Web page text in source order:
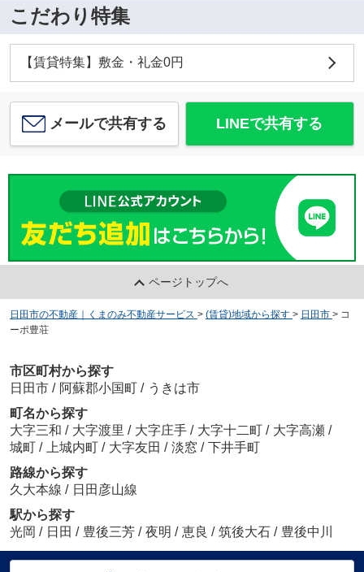
こだわり特集
【賃貸特集】敷金・礼金0円
メールで共有する LINEで共有する
ページトップへ
日田市の不動産｜くまのみ不動産サービス > (賃貸)地域から探す > 日田市 > コ
ーポ豊荘
市区町村から探す
日田市 / 阿蘇郡小国町 / うきは市
町名から探す
大字三和 / 大字渡里 / 大字庄手 / 大字十二町 / 大字高瀬 /
城町 / 上城内町 / 大字友田 / 淡窓 / 下井手町
路線から探す
久大本線 / 日田彦山線
駅から探す
光岡 / 日田 / 豊後三芳 / 夜明 / 恵良 / 筑後大石 / 豊後中川